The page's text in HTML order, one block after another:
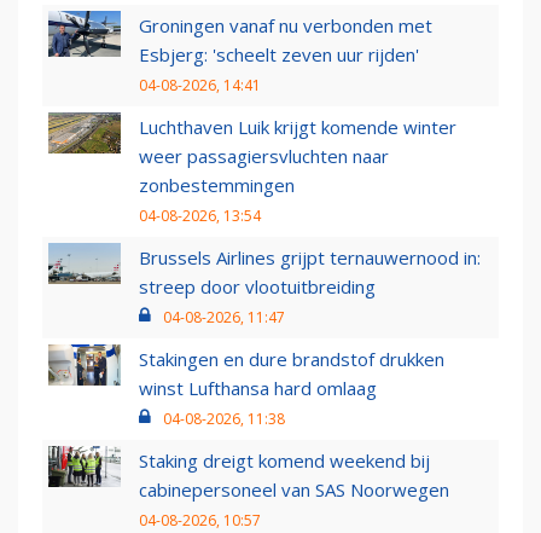
Groningen vanaf nu verbonden met
Esbjerg: 'scheelt zeven uur rijden'
04-08-2026, 14:41
Luchthaven Luik krijgt komende winter
weer passagiersvluchten naar
zonbestemmingen
04-08-2026, 13:54
Brussels Airlines grijpt ternauwernood in:
streep door vlootuitbreiding
04-08-2026, 11:47
Stakingen en dure brandstof drukken
winst Lufthansa hard omlaag
04-08-2026, 11:38
Staking dreigt komend weekend bij
cabinepersoneel van SAS Noorwegen
04-08-2026, 10:57